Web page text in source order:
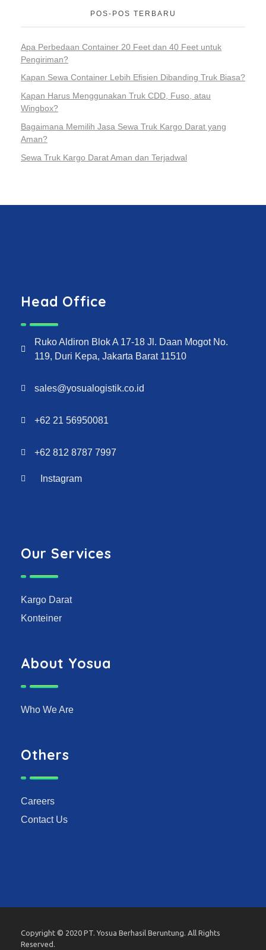
POS-POS TERBARU
Apa Perbedaan Container 20 Feet dan 40 Feet untuk
Pengiriman?
Kapan Sewa Container Lebih Efisien Dibanding Truk Biasa?
Kapan Harus Menggunakan Truk CDD, Fuso, atau
Wingbox?
Bagaimana Memilih Jasa Sewa Truk Kargo Darat yang
Aman?
Sewa Truk Kargo Darat Aman dan Terjadwal
Head Office
Ruko Aldiron Blok A 17-18 Jl. Daan Mogot No.
119, Duri Kepa, Jakarta Barat 11510
sales@yosualogistik.co.id
+62 21 56950081
+62 812 8787 7997
Instagram
Our Services
Kargo Darat
Konteiner
About Yosua
Who We Are
Others
Careers
Contact Us
Copyright © 2020 PT. Yosua Berhasil Beruntung. All Rights
Reserved.